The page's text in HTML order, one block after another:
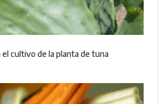
el cultivo de la planta de tuna